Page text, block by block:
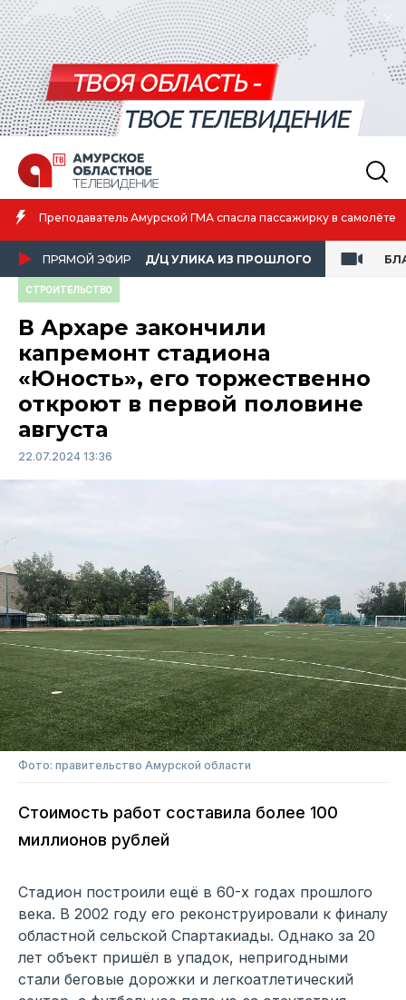
Амурской ГМА спасла пассажирку в самолёте
Амурская
ПРЯМОЙ ЭФИР Д/Ц УЛИКА ИЗ ПРОШЛОГО
СТРОИТЕЛЬСТВО
В Архаре закончили
капремонт стадиона
«Юность», его торжественно
откроют в первой половине
августа
22.07.2024 13:36
Фото: правительство Амурской области
Стоимость работ составила более 100
миллионов рублей
Стадион построили ещё в 60-х годах прошлого
века. В 2002 году его реконструировали к финалу
областной сельской Спартакиады. Однако за 20
лет объект пришёл в упадок, непригодными
стали беговые дорожки и легкоатлетический